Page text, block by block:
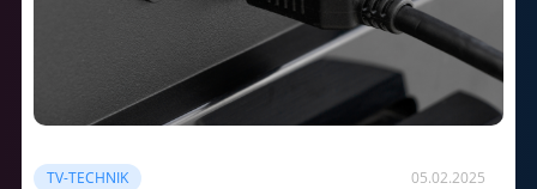
TV-TECHNIK 05.02.2025